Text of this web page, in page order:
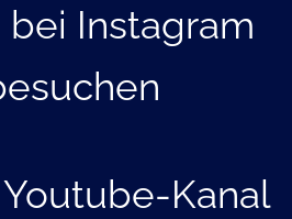
Instagram
Kanal